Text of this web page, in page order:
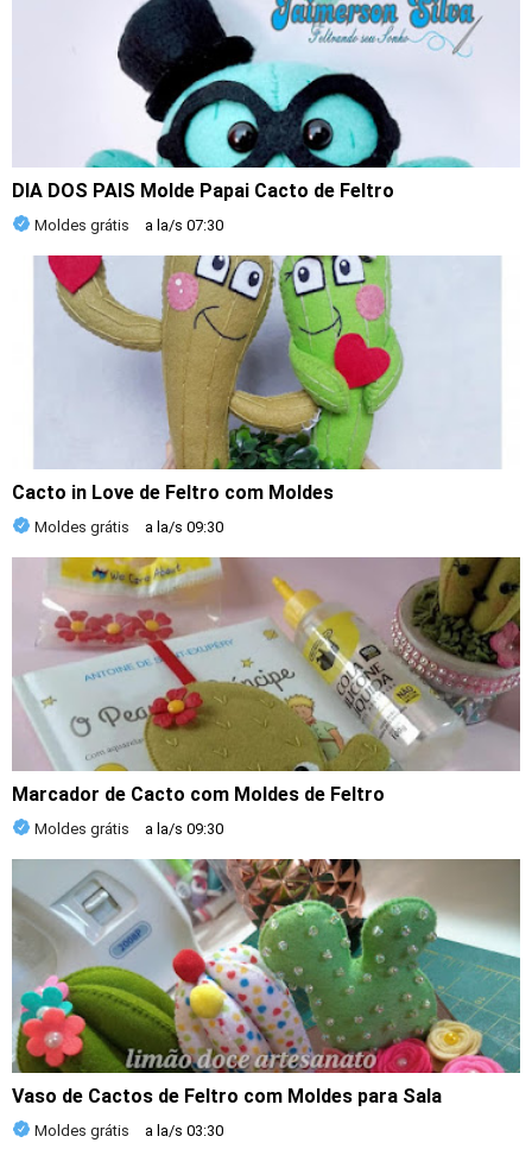
DIA DOS PAIS Molde Papai Cacto de Feltro
Moldes grátis a la/s 07:30
Cacto in Love de Feltro com Moldes
Moldes grátis a la/s 09:30
Marcador de Cacto com Moldes de Feltro
Moldes grátis a la/s 09:30
Vaso de Cactos de Feltro com Moldes para Sala
Moldes grátis a la/s 03:30